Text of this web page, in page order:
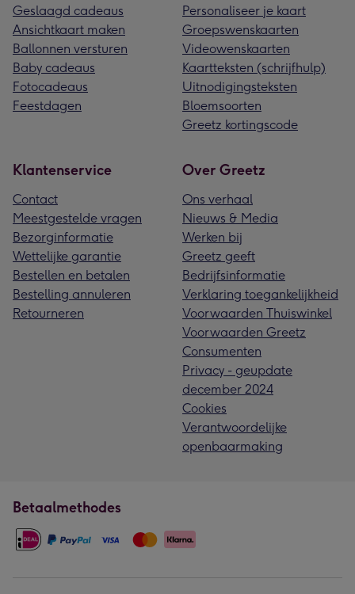
Geslaagd cadeaus
Ansichtkaart maken
Ballonnen versturen
Baby cadeaus
Fotocadeaus
Feestdagen
Personaliseer je kaart
Groepswenskaarten
Videowenskaarten
Kaartteksten (schrijfhulp)
Uitnodigingsteksten
Bloemsoorten
Greetz kortingscode
Klantenservice
Contact
Meestgestelde vragen
Bezorginformatie
Wettelijke garantie
Bestellen en betalen
Bestelling annuleren
Retourneren
Over Greetz
Ons verhaal
Nieuws & Media
Werken bij
Greetz geeft
Bedrijfsinformatie
Verklaring toegankelijkheid
Voorwaarden Thuiswinkel
Voorwaarden Greetz
Consumenten
Privacy - geupdate
december 2024
Cookies
Verantwoordelijke
openbaarmaking
Betaalmethodes